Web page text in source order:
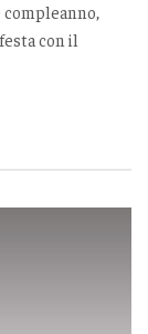
con il